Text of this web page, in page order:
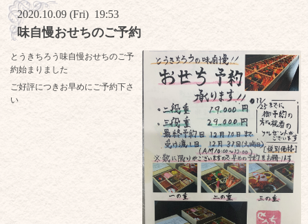
2020.10.09 (Fri) 19:53
味自慢おせちのご予約
とうきちろう味自慢おせちのご予
約始まりました
ご好評につきお早めにご予約下さ
い